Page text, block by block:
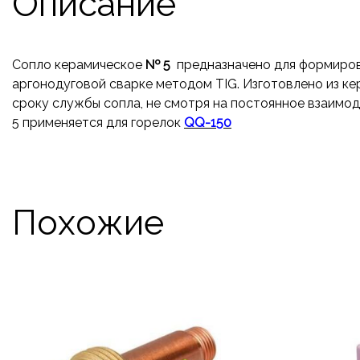
Сопло керамическое № 5 предназначено для
аргонодуговой сварке методом TIG. Изготовлено из
сроку службы сопла, не смотря на постоянное
5 применяется для горелок QQ-150
Похожие